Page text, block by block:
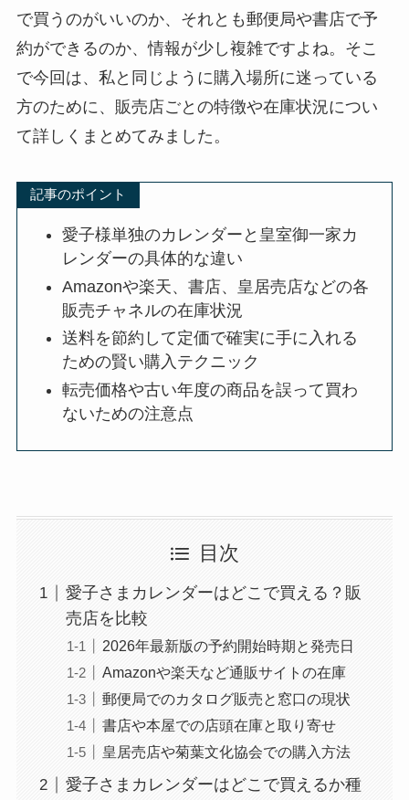
で買うのがいいのか、それとも郵便局や書店で予
約ができるのか、情報が少し複雑ですよね。そこ
で今回は、私と同じように購入場所に迷っている
方のために、販売店ごとの特徴や在庫状況につい
て詳しくまとめてみました。
記事のポイント
愛子様単独のカレンダーと皇室御一家カ
レンダーの具体的な違い
Amazonや楽天、書店、皇居売店などの各
販売チャネルの在庫状況
送料を節約して定価で確実に手に入れる
ための賢い購入テクニック
転売価格や古い年度の商品を誤って買わ
ないための注意点
目次
愛子さまカレンダーはどこで買える？販
売店を比較
2026年最新版の予約開始時期と発売日
Amazonや楽天など通販サイトの在庫
郵便局でのカタログ販売と窓口の現状
書店や本屋での店頭在庫と取り寄せ
皇居売店や菊葉文化協会での購入方法
愛子さまカレンダーはどこで買えるか種